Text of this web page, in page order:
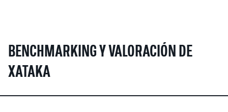
BENCHMARKING Y VALORACIÓN DE
XATAKA